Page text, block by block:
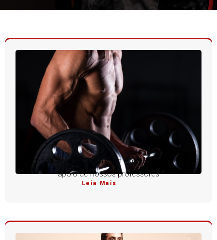
Aprenda a rosca direta com execução perfeita e
apoio de nossos professores
Leia Mais